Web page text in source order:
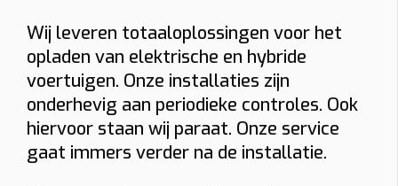
Wij leveren totaaloplossingen voor het
opladen van elektrische en hybride
voertuigen. Onze installaties zijn
onderhevig aan periodieke controles. Ook
hiervoor staan wij paraat. Onze service
gaat immers verder na de installatie.
Bidirectioneel 22 kW
Indicatieve totaalprijs
€ 1543 – € 1774 (incl. 6% btw)
Toestel: € 882
Installatie + materiaal: € 350 • Load balancing: € 87